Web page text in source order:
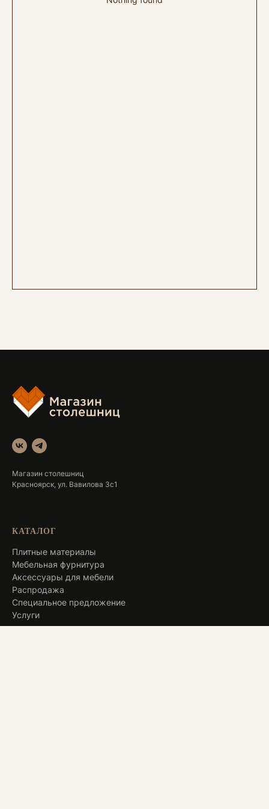
Магазин столешниц
Красноярск, ул. Вавилова 3с1
КАТАЛОГ
Плитные материалы
Мебельная фурнитура
Аксессуары для мебели
Распродажа
Специальное предложение
Услуги